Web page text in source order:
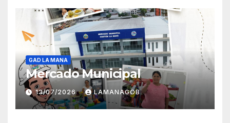
GAD LA MANA
Mercado Municipal
13/07/2026 LAMANAGOB